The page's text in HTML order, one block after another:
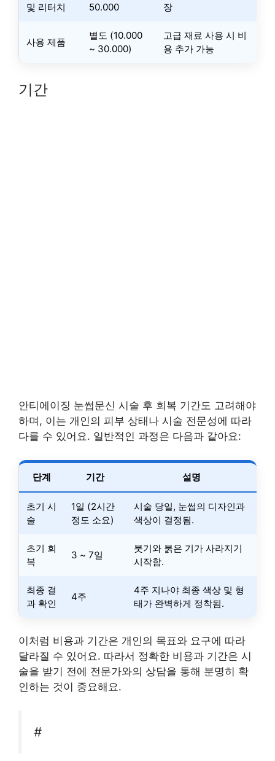
및 리터치
50.000
장
사용 제품
별도 (10.000
~ 30.000)
고급 재료 사용 시 비
용 추가 가능
기간
안티에이징 눈썹문신 시술 후 회복 기간도 고려해야
하며, 이는 개인의 피부 상태나 시술 전문성에 따라
다를 수 있어요. 일반적인 과정은 다음과 같아요:
단계 기간 설명
초기 시
술
1일 (2시간
정도 소요)
시술 당일, 눈썹의 디자인과
색상이 결정됨.
초기 회
복
3 ~ 7일
붓기와 붉은 기가 사라지기
시작함.
최종 결
과 확인
4주
4주 지나야 최종 색상 및 형
태가 완벽하게 정착됨.
이처럼 비용과 기간은 개인의 목표와 요구에 따라
달라질 수 있어요. 따라서 정확한 비용과 기간은 시
술을 받기 전에 전문가와의 상담을 통해 분명히 확
인하는 것이 중요해요.
#